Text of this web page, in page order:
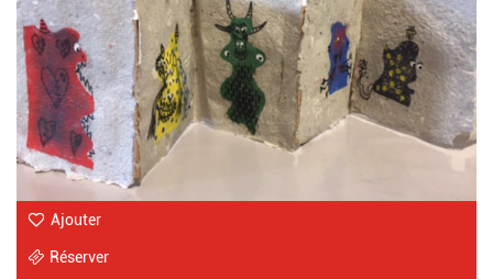
Ajouter
Réserver